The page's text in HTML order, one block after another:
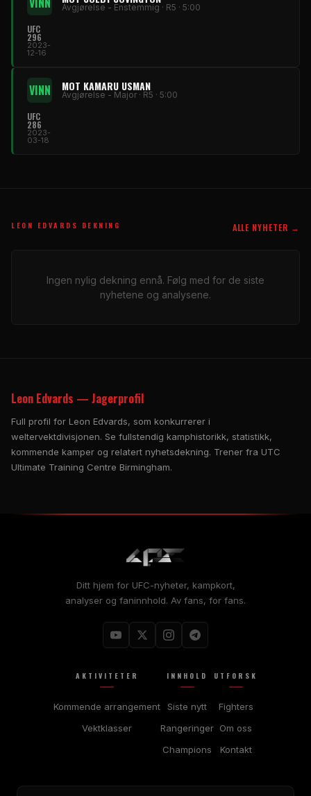
Avgjørelse - Enstemmig · R5 · 5:00
UFC
296
2023-
12-16
VINN MOT KAMARU USMAN
Avgjørelse - Major · R5 · 5:00
UFC
286
2023-
03-18
LEON EDVARDS DEKNING ALLE NYHETER →
Ingen nylig dekning ennå. Følg med for de siste
nyhetene og analysene.
Leon Edvards — Jagerprofil
Full profil for Leon Edvards, som konkurrerer i
weltervektdivisjonen. Se fullstendig kamphistorikk, statistikk,
kommende kamper og relatert nyhetsdekning. Trener fra UTC
Ultimate Training Centre Birmingham.
Ditt hjem for UFC-nyheter, kampkort,
analyser og faninnhold. Av fans, for fans.
AKTIVITETER
Kommende arrangement
Vektklasser
INNHOLD
Siste nytt
Rangeringer
Champions
UTFORSK
Fighters
Om oss
Kontakt